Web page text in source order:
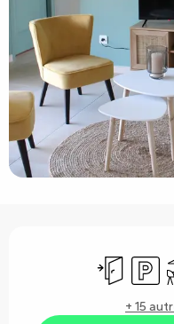
Entrée
+ 15